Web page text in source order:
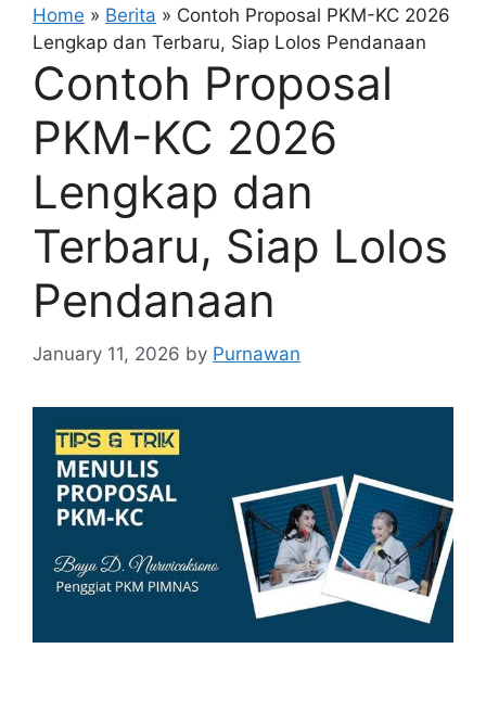
Home » Berita » Contoh Proposal PKM-KC 2026
Lengkap dan Terbaru, Siap Lolos Pendanaan
Contoh Proposal
PKM-KC 2026
Lengkap dan
Terbaru, Siap Lolos
Pendanaan
January 11, 2026 by Purnawan